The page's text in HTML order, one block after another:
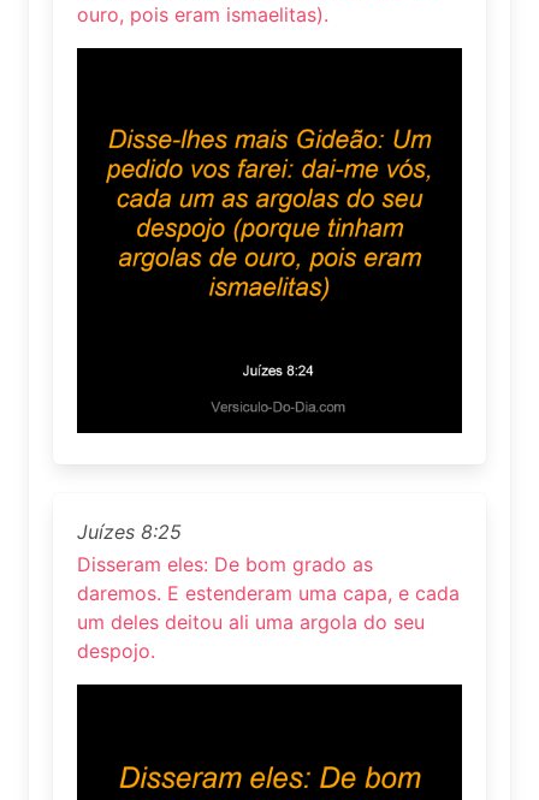
ouro, pois eram ismaelitas).
Juízes 8:25
Disseram eles: De bom grado as
daremos. E estenderam uma capa, e cada
um deles deitou ali uma argola do seu
despojo.